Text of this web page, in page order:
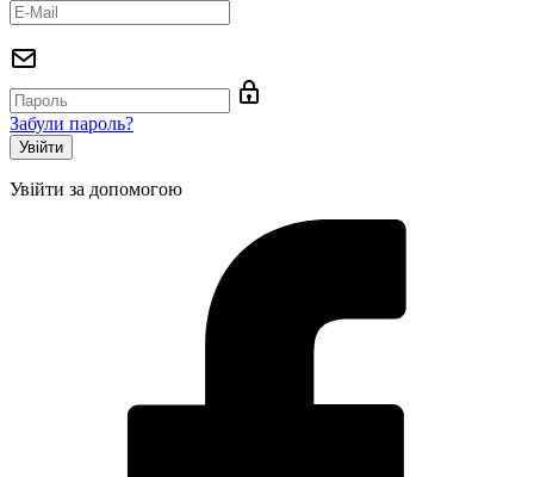
Забули пароль?
Увійти за допомогою